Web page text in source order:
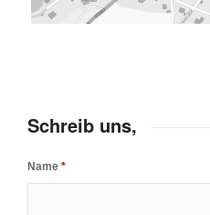
Schreib uns,
Name *